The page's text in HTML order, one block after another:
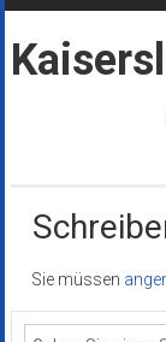
Sie müssen